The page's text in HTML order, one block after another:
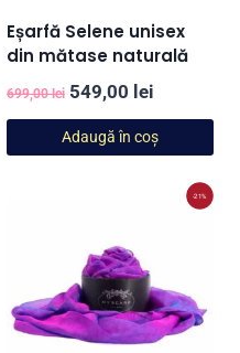
Eșarfă Selene unisex
din mătase naturală
699,00lei Prețul
inițial
a
549,00 lei
curent
este:
549,00
Adaugă în coș
-21%